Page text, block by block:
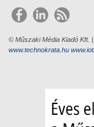
© Műszaki Média Kiadó Kft.
www.technokrata.hu